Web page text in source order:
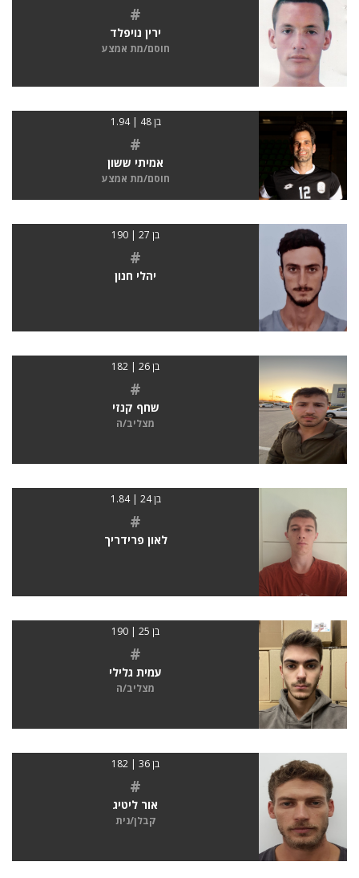
#
ירין נויפלד
חוסם/מת אמצע
בן 48 | 1.94
#
אמיתי ששון
חוסם/מת אמצע
בן 27 | 190
#
יהלי חנון
בן 26 | 182
#
שחף קנזי
מצליב/ה
בן 24 | 1.84
#
לאון פרידריך
בן 25 | 190
#
עמית גלילי
מצליב/ה
בן 36 | 182
#
אור ליטיג
קבלן/נית